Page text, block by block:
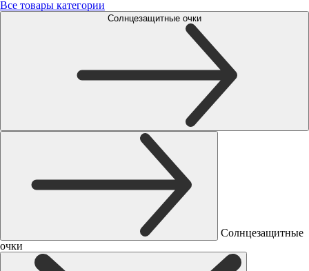
Все товары категории
Солнцезащитные очки
Солнцезащитные
очки